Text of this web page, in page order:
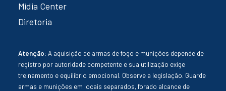
Mídia Center
Diretoria
Atenção: A aquisição de armas de fogo e munições depende de
registro por autoridade competente e sua utilização exige
treinamento e equilíbrio emocional. Observe a legislação. Guarde
armas e munições em locais separados, forado alcance de